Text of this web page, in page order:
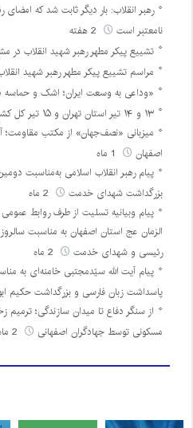
رهبر انقلاب: بار دیگر ثابت شد که
نامعتبر است
تشییع پیکر مطهر رهبر شهید انقلاب در
مراسم تشییع پیکر مطهر رهبر شهید
«وداعی به وسعت ایران؛ اشک و حماسه
۱۳ و ۱۴ تیر استان تهران و ۱۵ تیر کل کشور تعطیل است
میزبانی «نصف‌جهان» از مکتب مقاومت؛
اصفهان
پیام رهبر انقلاب اسلامی به‌مناسبت
بزرگداشت شهدای خدمت
پیام وبیانیه تسلیت از طرف روابط
الزمان عج استان اصفهان به مناسبت
رئیسی و شهدای خدمت
پاسداشت زبان فارسی و بزرگداشت حکیم
مسکونی توسط جهادگران اصفهانی